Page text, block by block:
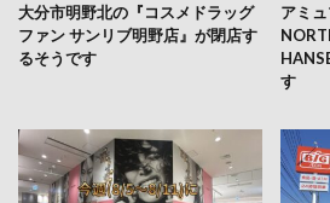
大分市明野北の『コスメドラッグ
ファン サンリブ明野店』が閉店す
るそうです
アミ
す